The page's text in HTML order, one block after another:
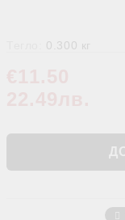
0.300 кг